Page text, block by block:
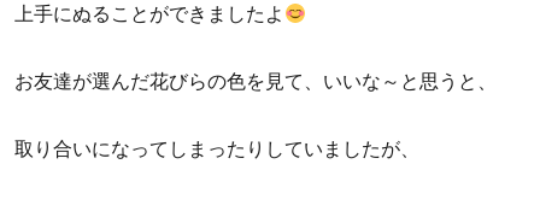
上手にぬることができましたよ
お友達が選んだ花びらの色を見て、いいな～と思うと、
取り合いになってしまったりしていましたが、